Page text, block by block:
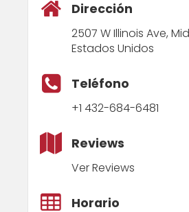
Dirección
2507 W Illinois Ave,
Estados Unidos
Teléfono
+1 432-684-6481
Reviews
Ver Reviews
Horario